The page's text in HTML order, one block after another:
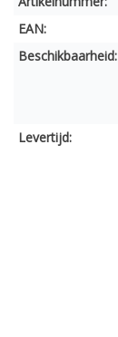
EAN:
Beschikbaarheid:
Levertijd: